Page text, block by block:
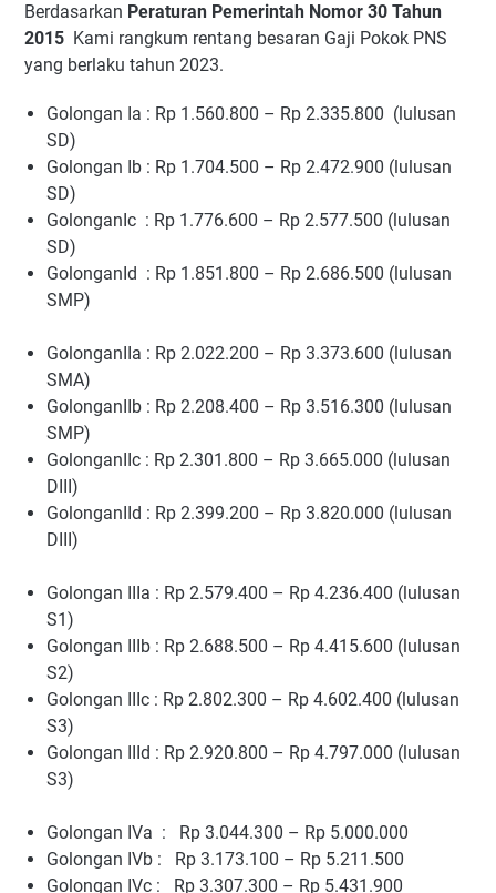
Berdasarkan Peraturan Pemerintah Nomor 30 Tahun
2015 Kami rangkum rentang besaran Gaji Pokok PNS
yang berlaku tahun 2023.
Golongan Ia : Rp 1.560.800 – Rp 2.335.800 (lulusan
SD)
Golongan Ib : Rp 1.704.500 – Rp 2.472.900 (lulusan
SD)
GolonganIc : Rp 1.776.600 – Rp 2.577.500 (lulusan
SD)
GolonganId : Rp 1.851.800 – Rp 2.686.500 (lulusan
SMP)
GolonganIIa : Rp 2.022.200 – Rp 3.373.600 (lulusan
SMA)
GolonganIIb : Rp 2.208.400 – Rp 3.516.300 (lulusan
SMP)
GolonganIIc : Rp 2.301.800 – Rp 3.665.000 (lulusan
DIII)
GolonganIId : Rp 2.399.200 – Rp 3.820.000 (lulusan
DIII)
Golongan IIIa : Rp 2.579.400 – Rp 4.236.400 (lulusan
S1)
Golongan IIIb : Rp 2.688.500 – Rp 4.415.600 (lulusan
S2)
Golongan IIIc : Rp 2.802.300 – Rp 4.602.400 (lulusan
S3)
Golongan IIId : Rp 2.920.800 – Rp 4.797.000 (lulusan
S3)
Golongan IVa : Rp 3.044.300 – Rp 5.000.000
Golongan IVb : Rp 3.173.100 – Rp 5.211.500
Golongan IVc : Rp 3.307.300 – Rp 5.431.900